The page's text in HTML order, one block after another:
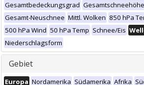
Gesamtbedeckungsgrad Gesamtschneehöhe
Gesamt-Neuschnee Mittl. Wolken 850 hPa
500 hPa Wind 50 hPa Temp Schnee/Eis
Niederschlagsform
Gebiet
Europa Nordamerika Südamerika Afrika